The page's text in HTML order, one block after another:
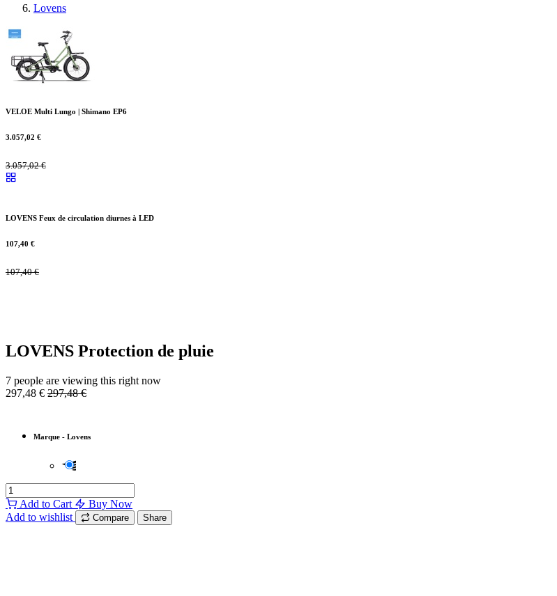
Lovens
VELOE Multi Lungo | Shimano EP6
3.057,02 €
3.057,02€
LOVENS Feux de circulation diurnes à LED
107,40 €
107,40€
LOVENS Protection de pluie
7 people are viewing this right now
297,48 € 297,48€
Marque - Lovens
Add to Cart
Buy Now
Add to wishlist
Compare Share